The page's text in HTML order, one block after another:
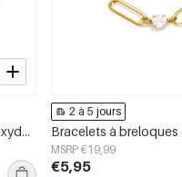
Colliers pendentifs en acier inoxydable, collection Cercle Simple Daily Simple, bijoux pour femmes
2 à 5 jours
MSRP €19,99
€5,95